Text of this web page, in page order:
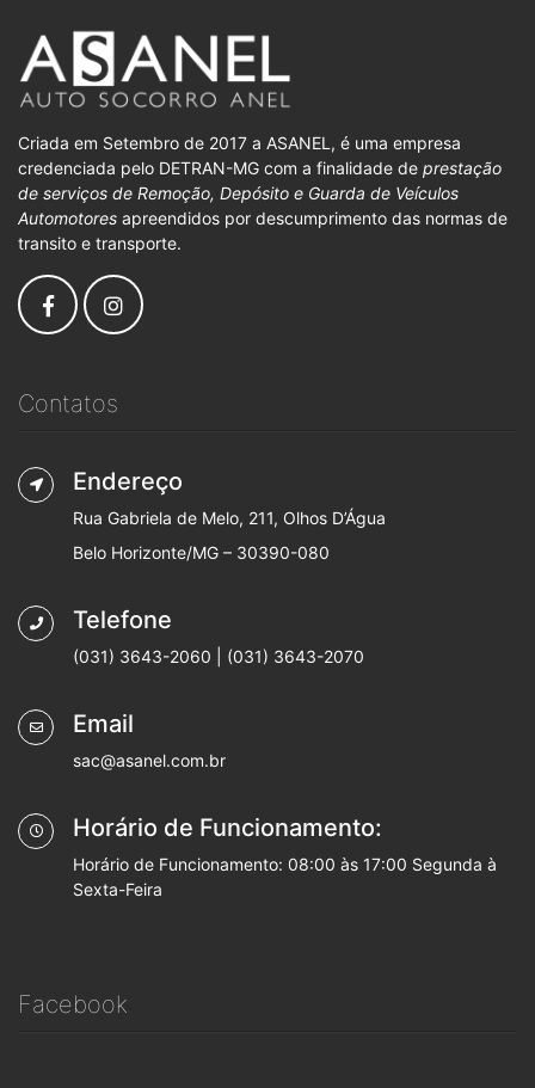
Criada em Setembro de 2017 a ASANEL, é uma empresa
credenciada pelo DETRAN-MG com a finalidade de prestação
de serviços de Remoção, Depósito e Guarda de Veículos
Automotores apreendidos por descumprimento das normas de
transito e transporte.
Contatos
Endereço
Rua Gabriela de Melo, 211, Olhos D’Água
Belo Horizonte/MG – 30390-080
Telefone
(031) 3643-2060 | (031) 3643-2070
Email
sac@asanel.com.br
Horário de Funcionamento:
Horário de Funcionamento: 08:00 às 17:00 Segunda à
Sexta-Feira
Facebook